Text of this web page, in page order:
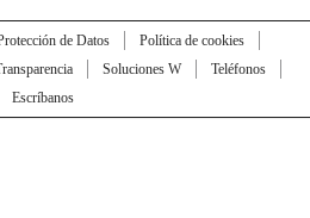
de Datos
Política de cookies
Soluciones W
Teléfonos
Escríbanos